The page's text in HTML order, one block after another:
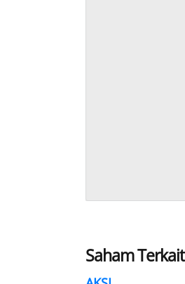
Saham Terkait